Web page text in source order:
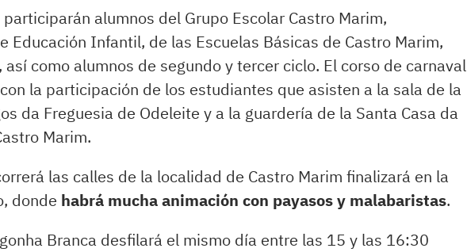
alumnos del Grupo Escolar Castro Marim,
Educación Infantil, de las Escuelas Básicas de Castro Marim,
como alumnos de segundo y tercer ciclo. El corso de carnaval
la participación de los estudiantes que asisten a la sala de la
da Freguesia de Odeleite y a la guardería de la Santa Casa da
Marim.
las calles de la localidad de Castro Marim finalizará en la
donde habrá mucha animación con payasos y malabaristas.
Branca desfilará el mismo día entre las 15 y las 16:30